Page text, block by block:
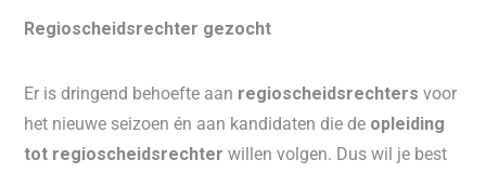
Regioscheidsrechter gezocht
Er is dringend behoefte aan regioscheidsrechters voor
het nieuwe seizoen én aan kandidaten die de opleiding
tot regioscheidsrechter willen volgen. Dus wil je best